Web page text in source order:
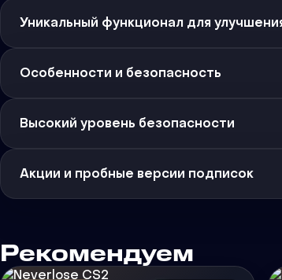
Уникальный функционал для
Особенности и безопасность
Высокий уровень безопасности
Акции и пробные версии подписок
Рекомендуем